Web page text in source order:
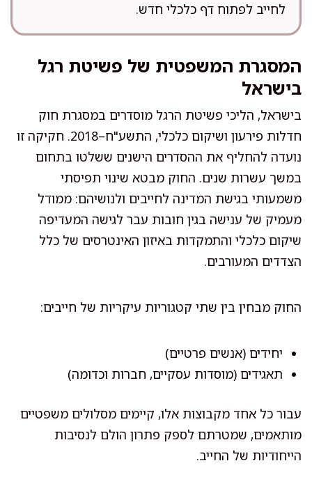
לחייב לפתוח דף כלכלי חדש.
המסגרת המשפטית של פשיטת רגל
בישראל
בישראל, הליכי פשיטת הרגל מוסדרים במסגרת חוק
חדלות פירעון ושיקום כלכלי, התשע"ח–2018. חקיקה זו
נועדה להחליף את ההסדרים הישנים ששלטו בתחום
במשך עשרות שנים. החוק מבטא שינוי תפיסתי
משמעותי בגישת המדינה לחייבים ולנושיהם: ממודל
מעמיק של ענישה בגין חובות עבר לגישה המעדיפה
שיקום כלכלי והתמקדות באיזון האינטרסים של כלל
הצדדים המעורבים.
החוק מבחין בין שתי קטגוריות עיקריות של חייבים:
יחידים (אנשים פרטיים)
תאגידים (מוסדות עסקיים, חברות וכדומה)
עבור כל אחד מקבוצות אלו, קיימים מסלולים משפטיים
מותאמים, שמטרתם לספק פתרון הולם לנסיבות
הייחודיות של החייב.